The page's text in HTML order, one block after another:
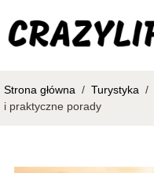
Strona główna / Turystyka /
i praktyczne porady